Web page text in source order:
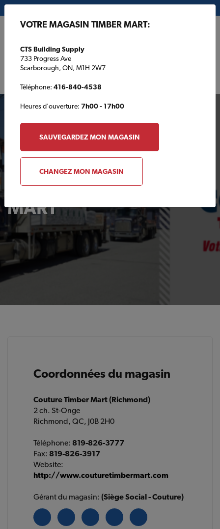
Votre magasin TIMBER
MART
Coordonnées du magasin
Couture Timber Mart (Richmond)
2 ch. St-Onge
Richmond, QC, J0B 2H0
Téléphone: 819-826-3777
Fax: 819-826-3917
Website:
http://www.couturetimbermart.com
Gérant du magasin:(Siège Social - Couture)
VOTRE MAGASIN TIMBER MART:
CTS Building Supply
733 Progress Ave
Scarborough, ON, M1H 2W7
Téléphone: 416-840-4538
Heures d'ouverture: 7h00 - 17h00
SAUVEGARDEZ MON MAGASIN
CHANGEZ MON MAGASIN